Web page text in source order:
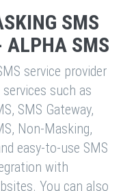
SMS
ALPHA SMS
service provider
such as
SMS Gateway,
Non-Masking,
easy-to-use SMS
with
You can also